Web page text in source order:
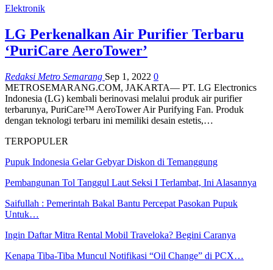
Elektronik
LG Perkenalkan Air Purifier Terbaru
‘PuriCare AeroTower’
Redaksi Metro Semarang Sep 1, 2022 0
METROSEMARANG.COM, JAKARTA— PT. LG Electronics
Indonesia (LG) kembali berinovasi melalui produk air purifier
terbarunya, PuriCare™ AeroTower Air Purifying Fan. Produk
dengan teknologi terbaru ini memiliki desain estetis,…
TERPOPULER
Pupuk Indonesia Gelar Gebyar Diskon di Temanggung
Pembangunan Tol Tanggul Laut Seksi I Terlambat, Ini Alasannya
Saifullah : Pemerintah Bakal Bantu Percepat Pasokan Pupuk
Untuk…
Ingin Daftar Mitra Rental Mobil Traveloka? Begini Caranya
Kenapa Tiba-Tiba Muncul Notifikasi “Oil Change” di PCX…